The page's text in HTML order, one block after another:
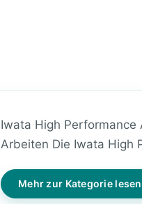
Iwata High Performance
Arbeiten Die Iwata High
Mehr zur Kategorie lesen